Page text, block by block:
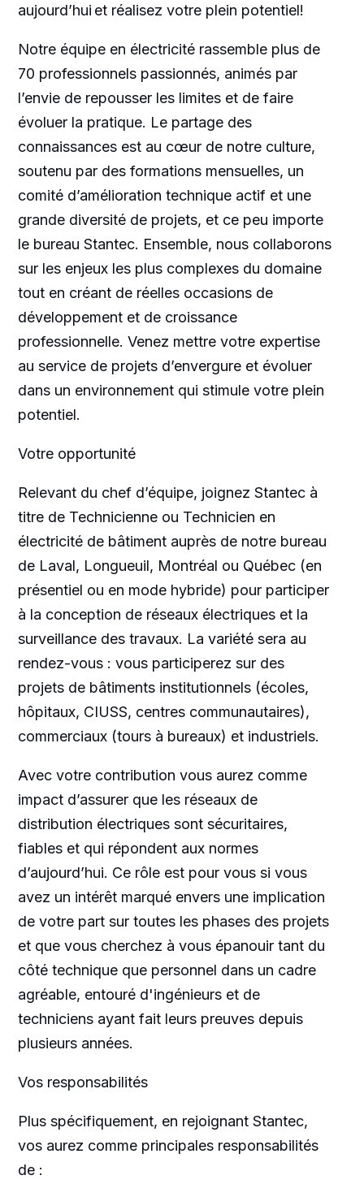
aujourd’hui et réalisez votre plein potentiel!
Notre équipe en électricité rassemble plus de
70 professionnels passionnés, animés par
l’envie de repousser les limites et de faire
évoluer la pratique. Le partage des
connaissances est au cœur de notre culture,
soutenu par des formations mensuelles, un
comité d’amélioration technique actif et une
grande diversité de projets, et ce peu importe
le bureau Stantec. Ensemble, nous collaborons
sur les enjeux les plus complexes du domaine
tout en créant de réelles occasions de
développement et de croissance
professionnelle. Venez mettre votre expertise
au service de projets d’envergure et évoluer
dans un environnement qui stimule votre plein
potentiel.
Votre opportunité
Relevant du chef d’équipe, joignez Stantec à
titre de Technicienne ou Technicien en
électricité de bâtiment auprès de notre bureau
de Laval, Longueuil, Montréal ou Québec (en
présentiel ou en mode hybride) pour participer
à la conception de réseaux électriques et la
surveillance des travaux. La variété sera au
rendez-vous : vous participerez sur des
projets de bâtiments institutionnels (écoles,
hôpitaux, CIUSS, centres communautaires),
commerciaux (tours à bureaux) et industriels.
Avec votre contribution vous aurez comme
impact d’assurer que les réseaux de
distribution électriques sont sécuritaires,
fiables et qui répondent aux normes
d’aujourd’hui. Ce rôle est pour vous si vous
avez un intérêt marqué envers une implication
de votre part sur toutes les phases des projets
et que vous cherchez à vous épanouir tant du
côté technique que personnel dans un cadre
agréable, entouré d'ingénieurs et de
techniciens ayant fait leurs preuves depuis
plusieurs années.
Vos responsabilités
Plus spécifiquement, en rejoignant Stantec,
vos aurez comme principales responsabilités
de :